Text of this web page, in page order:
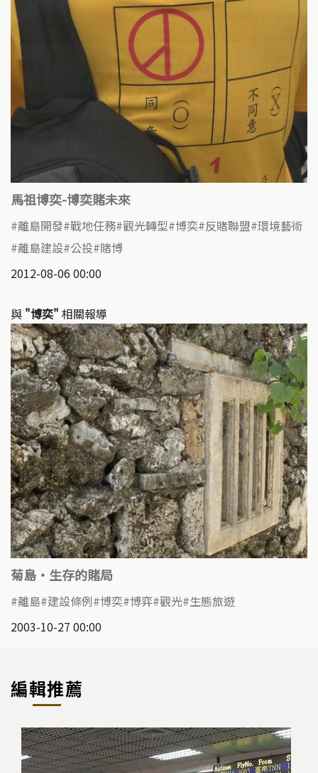
馬祖博奕-博奕賭未來
離島開發 戰地任務 觀光轉型 博奕 反賭聯盟 環境藝術
離島建設 公投 賭博
2012-08-06 00:00
與 "博奕" 相關報導
菊島‧生存的賭局
離島 建設條例 博奕 博弈 觀光 生態旅遊
2003-10-27 00:00
編輯推薦